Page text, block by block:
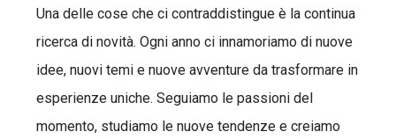
Una delle cose che ci contraddistingue è la continua
ricerca di novità. Ogni anno ci innamoriamo di nuove
idee, nuovi temi e nuove avventure da trasformare in
esperienze uniche. Seguiamo le passioni del
momento, studiamo le nuove tendenze e creiamo